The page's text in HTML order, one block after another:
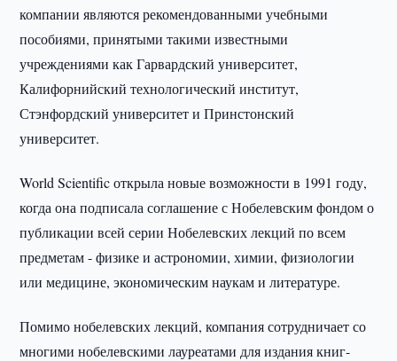
компании являются рекомендованными учебными
пособиями, принятыми такими известными
учреждениями как Гарвардский университет,
Калифорнийский технологический институт,
Стэнфордский университет и Принстонский
университет.
World Scientific открыла новые возможности в 1991 году,
когда она подписала соглашение с Нобелевским фондом о
публикации всей серии Нобелевских лекций по всем
предметам - физике и астрономии, химии, физиологии
или медицине, экономическим наукам и литературе.
Помимо нобелевских лекций, компания сотрудничает со
многими нобелевскими лауреатами для издания книг-